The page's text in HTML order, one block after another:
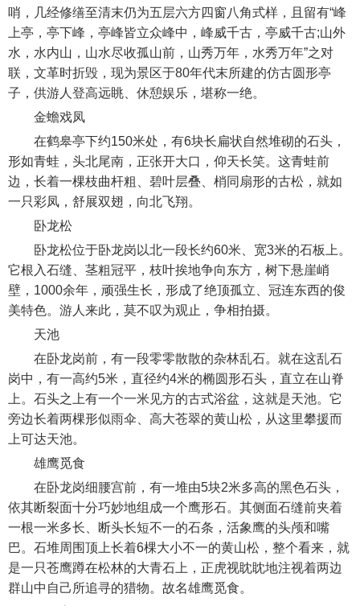
哨，几经修缮至清末仍为五层六方四窗八角式样，且留有“峰
上亭，亭下峰，亭峰皆立众峰中，峰威千古，亭威千古;山外
水，水内山，山水尽收孤山前，山秀万年，水秀万年”之对
联，文革时折毁，现为景区于80年代末所建的仿古圆形亭
子，供游人登高远眺、休憩娱乐，堪称一绝。
金蟾戏凤
在鹤皋亭下约150米处，有6块长扁状自然堆砌的石头，
形如青蛙，头北尾南，正张开大口，仰天长笑。这青蛙前
边，长着一棵枝曲杆粗、碧叶层叠、梢同扇形的古松，就如
一只彩凤，舒展双翅，向北飞翔。
卧龙松
卧龙松位于卧龙岗以北一段长约60米、宽3米的石板上。
它根入石缝、茎粗冠平，枝叶挨地争向东方，树下悬崖峭
壁，1000余年，顽强生长，形成了绝顶孤立、冠连东西的俊
美特色。游人来此，莫不叹为观止，争相拍摄。
天池
在卧龙岗前，有一段零零散散的杂林乱石。就在这乱石
岗中，有一高约5米，直径约4米的椭圆形石头，直立在山脊
上。石头之上有一个一米见方的古式浴盆，这就是天池。它
旁边长着两棵形似雨伞、高大苍翠的黄山松，从这里攀援而
上可达天池。
雄鹰觅食
在卧龙岗细腰宫前，有一堆由5块2米多高的黑色石头，
依其断裂面十分巧妙地组成一个鹰形石。其侧面石缝前夹着
一根一米多长、断头长短不一的石条，活象鹰的头颅和嘴
巴。石堆周围顶上长着6棵大小不一的黄山松，整个看来，就
是一只苍鹰蹲在松林的大青石上，正虎视眈眈地注视着两边
群山中自己所追寻的猎物。故名雄鹰觅食。